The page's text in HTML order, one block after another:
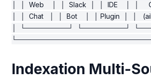
│  │  Web    │  │  Slack  │  │  IDE    │  │
│  │  Chat   │  │  Bot    │  │ Plugin  │  │
│  └─────────┘  └─────────┘
Indexation Multi-